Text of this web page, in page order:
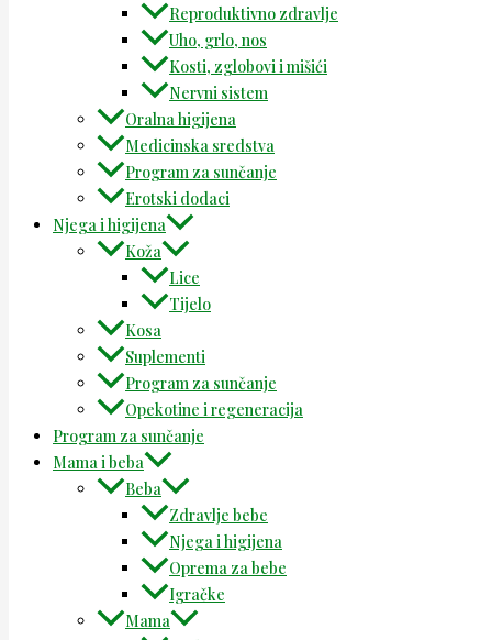
Reproduktivno zdravlje
Uho, grlo, nos
Kosti, zglobovi i mišići
Nervni sistem
Oralna higijena
Medicinska sredstva
Program za sunčanje
Erotski dodaci
Njega i higijena
Koža
Lice
Tijelo
Kosa
Suplementi
Program za sunčanje
Opekotine i regeneracija
Program za sunčanje
Mama i beba
Beba
Zdravlje bebe
Njega i higijena
Oprema za bebe
Igračke
Mama